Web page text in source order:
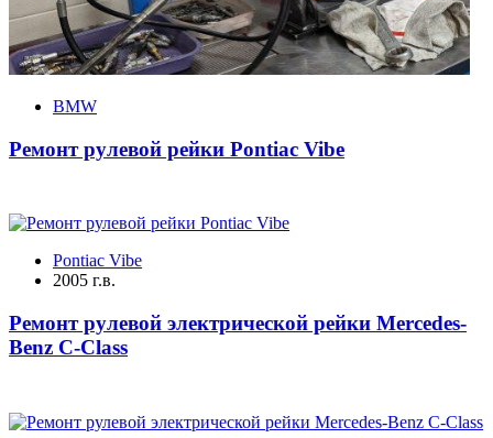
BMW
Ремонт рулевой рейки Pontiac Vibe
Pontiac Vibe
2005 г.в.
Ремонт рулевой электрической рейки Mercedes-
Benz C-Class